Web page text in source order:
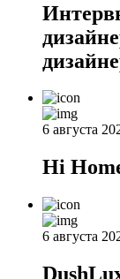
6 августа
Hi
6 августа